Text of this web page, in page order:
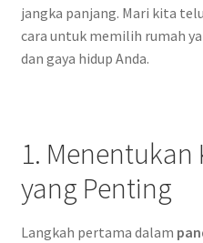
jangka panjang. Mari kita
cara untuk memilih rumah
dan gaya hidup Anda.
1.
yang Penting
Langkah pertama dalam